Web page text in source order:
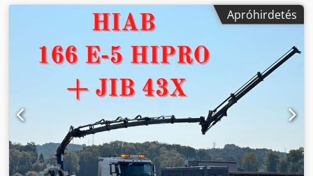
Apróhirdetés